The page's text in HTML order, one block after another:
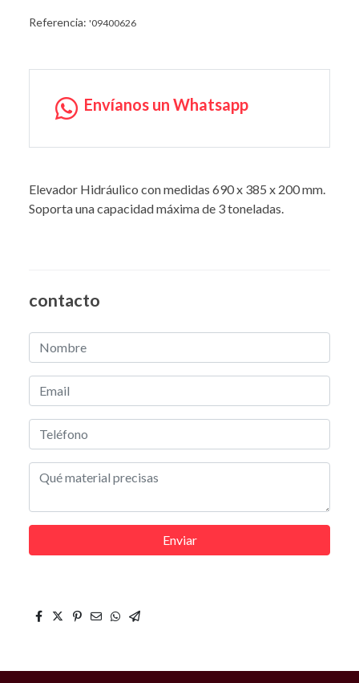
Referencia: '09400626
Envíanos un Whatsapp
Elevador Hidráulico con medidas 690 x 385 x 200 mm.
Soporta una capacidad máxima de 3 toneladas.
contacto
Enviar